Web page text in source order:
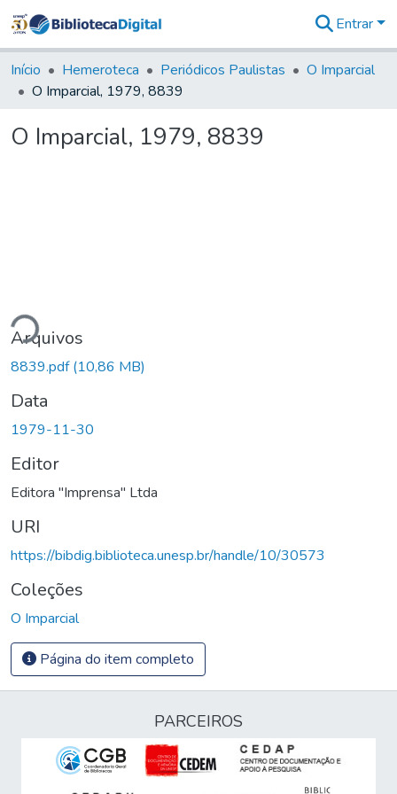
&
Coleções
Tudo na
Digital
Entrar
Início Hemeroteca Periódicos Paulistas
O Imparcial
O Imparcial, 1979, 8839
O Imparcial, 1979, 8839
Arquivos
8839.pdf(10,86 MB)
Data
1979-11-30
Editor
Editora "Imprensa" Ltda
URI
https://bibdig.biblioteca.unesp.br/handle/10/30573
Coleções
O Imparcial
Página do item completo
PARCEIROS